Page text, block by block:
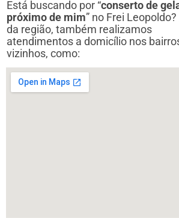
Está buscando por “conserto de
próximo de mim” no Frei
da região, também realizamos
atendimentos a domicílio nos
vizinhos, como: